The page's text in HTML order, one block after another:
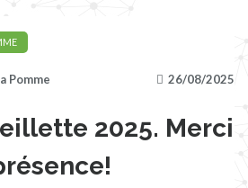
Pomme 26/08/2025
2025. Merci